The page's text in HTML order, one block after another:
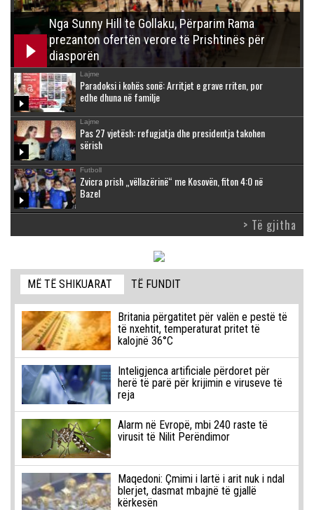
Nga Sunny Hill te Gollaku, Përparim Rama
prezanton ofertën verore të Prishtinës për
diasporën
Lajme
Paradoksi i kohës sonë: Arritjet e grave rriten, por
edhe dhuna në familje
Lajme
Pas 27 vjetësh: refugjatja dhe presidentja takohen
sërish
Futboll
Zvicra prish „vëllazërinë“ me Kosovën, fiton 4:0 në
Bazel
> Të gjitha
MË TË SHIKUARAT TË FUNDIT
Britania përgatitet për valën e pestë të
të nxehtit, temperaturat pritet të
kalojnë 36°C
Inteligjenca artificiale përdoret për
herë të parë për krijimin e viruseve të
reja
Alarm në Evropë, mbi 240 raste të
virusit të Nilit Perëndimor
Maqedoni: Çmimi i lartë i arit nuk i ndal
blerjet, dasmat mbajnë të gjallë
kërkesën